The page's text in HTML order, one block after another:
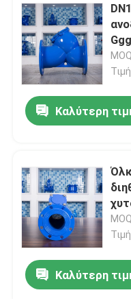
Καλύτερη
Καλύτερη